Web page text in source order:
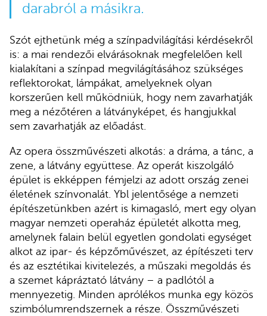
darabról a másikra.
Szót ejthetünk még a színpadvilágítási kérdésekről
is: a mai rendezői elvárásoknak megfelelően kell
kialakítani a színpad megvilágításához szükséges
reflektorokat, lámpákat, amelyeknek olyan
korszerűen kell működniük, hogy nem zavarhatják
meg a nézőtéren a látványképet, és hangjukkal
sem zavarhatják az előadást.
Az opera összművészeti alkotás: a dráma, a tánc, a
zene, a látvány együttese. Az operát kiszolgáló
épület is ekképpen fémjelzi az adott ország zenei
életének színvonalát. Ybl jelentősége a nemzeti
építészetünkben azért is kimagasló, mert egy olyan
magyar nemzeti operaház épületét alkotta meg,
amelynek falain belül egyetlen gondolati egységet
alkot az ipar- és képzőművészet, az építészeti terv
és az esztétikai kivitelezés, a műszaki megoldás és
a szemet kápráztató látvány – a padlótól a
mennyezetig. Minden aprólékos munka egy közös
szimbólumrendszernek a része. Összművészeti